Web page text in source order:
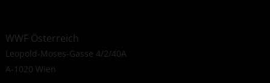
WWF Österreich
Leopold-Moses-Gasse 4/2/40A
A-1020 Wien